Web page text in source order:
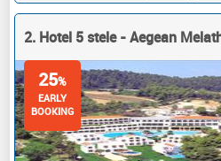
2. Hotel 5 stele - Aegean
25%
EARLY
BOOKING